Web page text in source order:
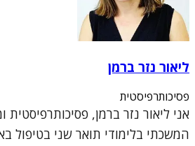
ליאור נזר ברמן
פסיכותרפיסטית
אני ליאור נזר ברמן,
המשכתי בלימודי תואר שני בטיפול